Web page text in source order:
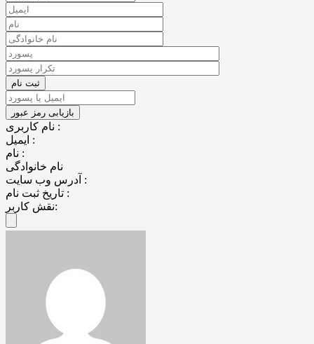
نام کاربری :
ایمیل :
نام :
نام خانوادگی
آدرس وب سایت :
تاریخ ثبت نام :
نقش کاربر: